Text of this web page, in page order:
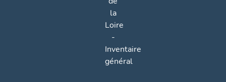
la
Loire
-
Inventaire
général